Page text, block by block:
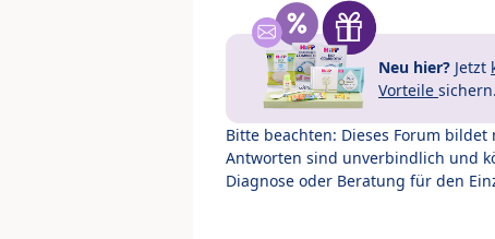
Neu hier? Jetzt
Vorteile sichern.
Bitte beachten: Dieses Forum
Antworten sind unverbindlich und
Diagnose oder Beratung für den